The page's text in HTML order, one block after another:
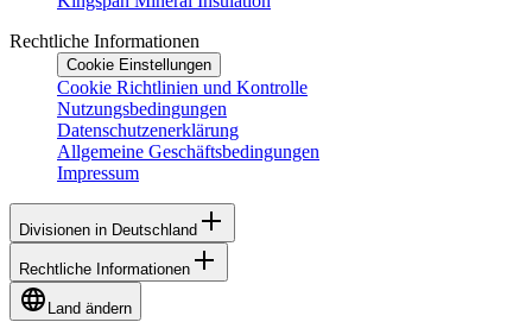
Rechtliche Informationen
Cookie Einstellungen
Cookie Richtlinien und Kontrolle
Nutzungsbedingungen
Datenschutzenerklärung
Allgemeine Geschäftsbedingungen
Impressum
Divisionen in Deutschland
Rechtliche Informationen
Land ändern